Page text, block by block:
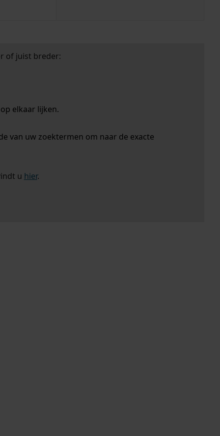
of juist breder:
elkaar lijken.
van uw zoektermen om naar de exacte
u hier.